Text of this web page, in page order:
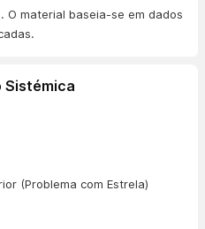
O material baseia-se em dados
Sistémica
(Problema com Estrela)